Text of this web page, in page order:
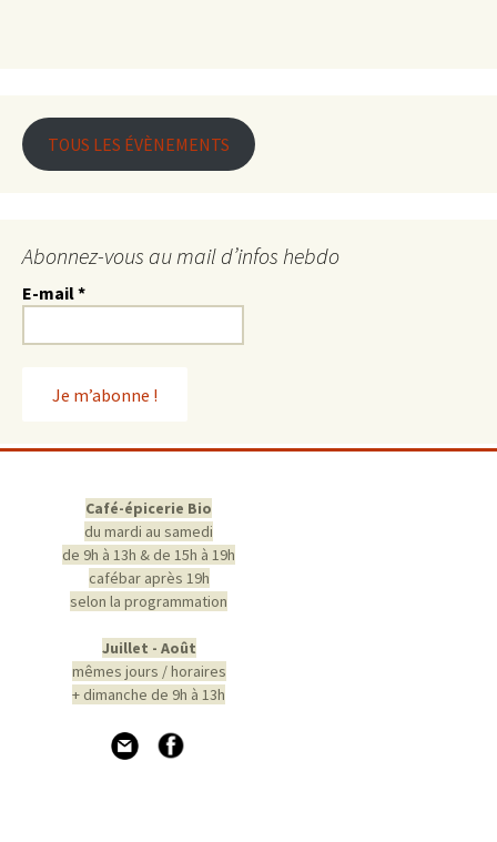
TOUS LES ÉVÈNEMENTS
Abonnez-vous au mail d’infos hebdo
E-mail*
Café-épicerie Bio
du mardi au samedi
de 9h à 13h & de 15h à 19h
cafébar après 19h
selon la programmation
Juillet - Août
mêmes jours / horaires
+ dimanche de 9h à 13h